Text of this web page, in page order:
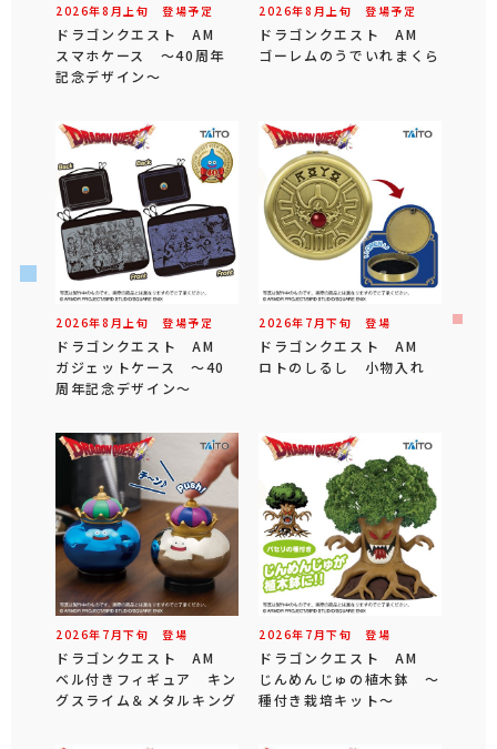
2026年8 月 上旬 登場予定
ドラゴンクエスト AM
スマホケース ～40周年
記念デザイン～
2026年8 月 上旬 登場予定
ドラゴンクエスト AM
ゴーレムのうでいれまくら
2026年8 月 上旬 登場予定
ドラゴンクエスト AM
ガジェットケース ～40
周年記念デザイン～
2026年 7 月下旬 登場
ドラゴンクエスト AM
ロトのしるし 小物入れ
2026年 7 月下旬 登場
ドラゴンクエスト AM
ベル付きフィギュア キン
グスライム＆メタルキング
2026年 7 月下旬 登場
ドラゴンクエスト AM
じんめんじゅの植木鉢 ～
種付き栽培キット～